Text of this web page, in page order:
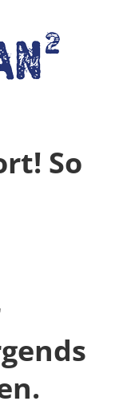
So